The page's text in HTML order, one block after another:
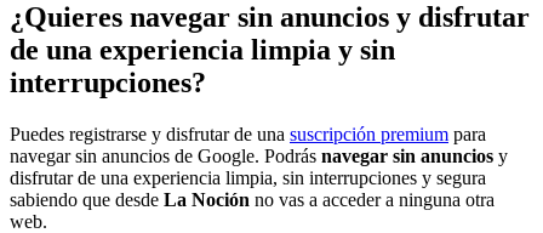
¿Quieres navegar sin anuncios y disfrutar
de una experiencia limpia y sin
interrupciones?
Puedes registrarse y disfrutar de una suscripción premium para
navegar sin anuncios de Google. Podrás navegar sin anuncios y
disfrutar de una experiencia limpia, sin interrupciones y segura
sabiendo que desde La Noción no vas a acceder a ninguna otra
web.